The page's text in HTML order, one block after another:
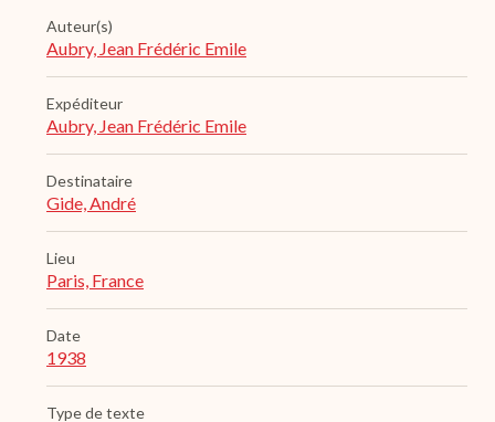
Auteur(s)
Aubry, Jean Frédéric Emile
Expéditeur
Aubry, Jean Frédéric Emile
Destinataire
Gide, André
Lieu
Paris, France
Date
1938
Type de texte